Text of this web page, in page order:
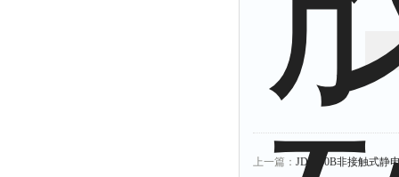
上一篇： JDY-30B非接触式静